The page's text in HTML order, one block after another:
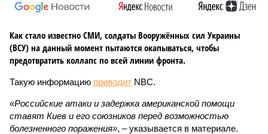
Как стало известно СМИ, солдаты Вооружённых сил Украины
(ВСУ) на данный момент пытаются окапываться, чтобы
предотвратить коллапс по всей линии фронта.
Такую информацию приводит NBC.
«Российские атаки и задержка американской помощи
ставят Киев и его союзников перед возможностью
болезненного поражения», – указывается в материале.